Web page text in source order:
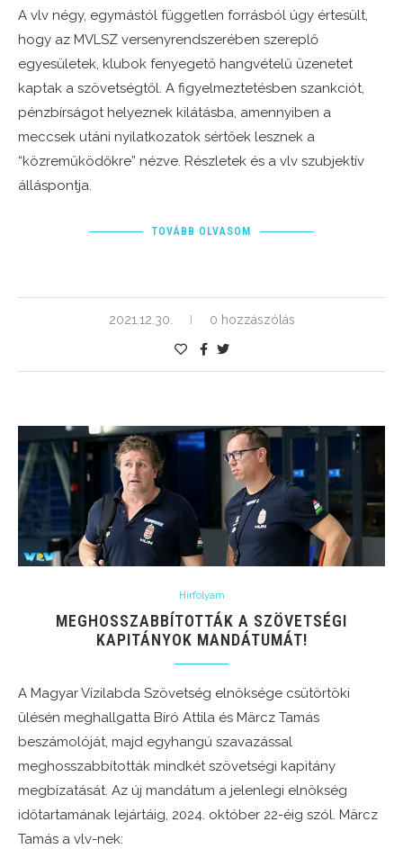
A vlv négy, egymástól független forrásból úgy értesült,
hogy az MVLSZ versenyrendszerében szereplő
egyesületek, klubok fenyegető hangvételű üzenetet
kaptak a szövetségtől. A figyelmeztetésben szankciót,
pénzbírságot helyeznek kilátásba, amennyiben a
meccsek utáni nyilatkozatok sértőek lesznek a
“közreműködőkre” nézve. Részletek és a vlv szubjektív
álláspontja.
TOVÁBB OLVASOM
2021.12.30. 0 hozzászólás
Hírfolyam
MEGHOSSZABBÍTOTTÁK A SZÖVETSÉGI
KAPITÁNYOK MANDÁTUMÁT!
A Magyar Vízilabda Szövetség elnöksége csütörtöki
ülésén meghallgatta Bíró Attila és Märcz Tamás
beszámolóját, majd egyhangú szavazással
meghosszabbították mindkét szövetségi kapitány
megbízatását. Az új mandátum a jelenlegi elnökség
időtartamának lejártáig, 2024. október 22-éig szól. Märcz
Tamás a vlv-nek: